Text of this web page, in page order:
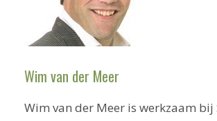
Wim van der Meer
Wim van der Meer is werkzaam bij